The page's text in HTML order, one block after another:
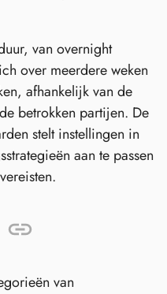
van overnight
over meerdere weken
afhankelijk van de
betrokken partijen. De
stelt instellingen in
aan te passen
van